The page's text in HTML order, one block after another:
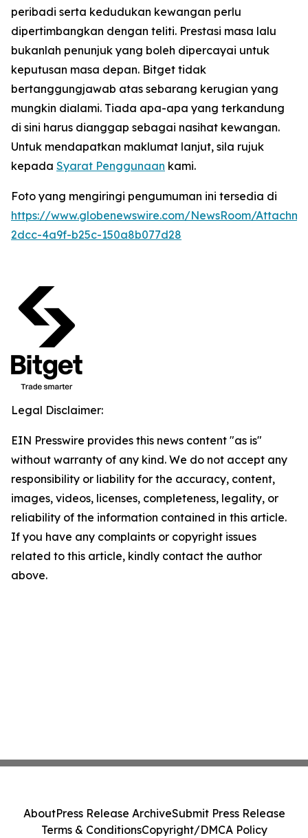
peribadi serta kedudukan kewangan perlu
dipertimbangkan dengan teliti. Prestasi masa lalu
bukanlah penunjuk yang boleh dipercayai untuk
keputusan masa depan. Bitget tidak
bertanggungjawab atas sebarang kerugian yang
mungkin dialami. Tiada apa-apa yang terkandung
di sini harus dianggap sebagai nasihat kewangan.
Untuk mendapatkan maklumat lanjut, sila rujuk
kepada Syarat Penggunaan kami.
Foto yang mengiringi pengumuman ini tersedia di
https://www.globenewswire.com/NewsRoom/
2dcc-4a9f-b25c-150a8b077d28
Legal Disclaimer:
EIN Presswire provides this news content "as is"
without warranty of any kind. We do not accept any
responsibility or liability for the accuracy, content,
images, videos, licenses, completeness, legality, or
reliability of the information contained in this article.
If you have any complaints or copyright issues
related to this article, kindly contact the author
above.
AboutPress Release ArchiveSubmit Press Release
Terms & ConditionsCopyright/DMCA Policy